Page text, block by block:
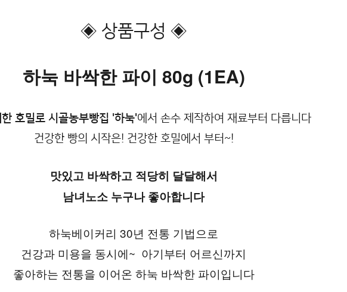
◈ 상품구성 ◈
하눅 바싹한 파이 80g (1EA)
호밀로 시골농부빵집 '하눅'에서 손수 제작하여 재료부터 다릅니다
건강한 빵의 시작은! 건강한 호밀에서 부터~!
맛있고 바싹하고 적당히 달달해서
남녀노소 누구나 좋아합니다
하눅베이커리 30년 전통 기법으로
건강과 미용을 동시에~  아기부터 어르신까지
좋아하는 전통을 이어온 하눅 바싹한 파이입니다